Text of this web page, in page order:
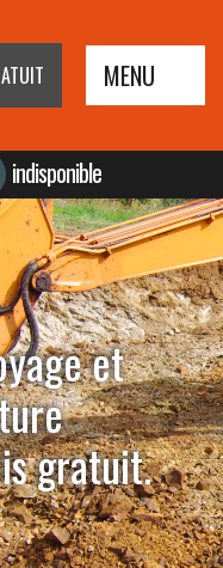
MENU
indisponible
et
gratuit.